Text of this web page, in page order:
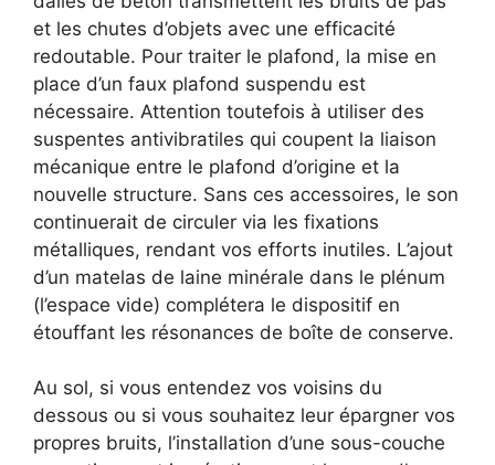
et les chutes d’objets avec une efficacité
redoutable. Pour traiter le plafond, la mise en
place d’un faux plafond suspendu est
nécessaire. Attention toutefois à utiliser des
suspentes antivibratiles qui coupent la liaison
mécanique entre le plafond d’origine et la
nouvelle structure. Sans ces accessoires, le son
continuerait de circuler via les fixations
métalliques, rendant vos efforts inutiles. L’ajout
d’un matelas de laine minérale dans le plénum
(l’espace vide) complétera le dispositif en
étouffant les résonances de boîte de conserve.
Au sol, si vous entendez vos voisins du
dessous ou si vous souhaitez leur épargner vos
propres bruits, l’installation d’une sous-couche